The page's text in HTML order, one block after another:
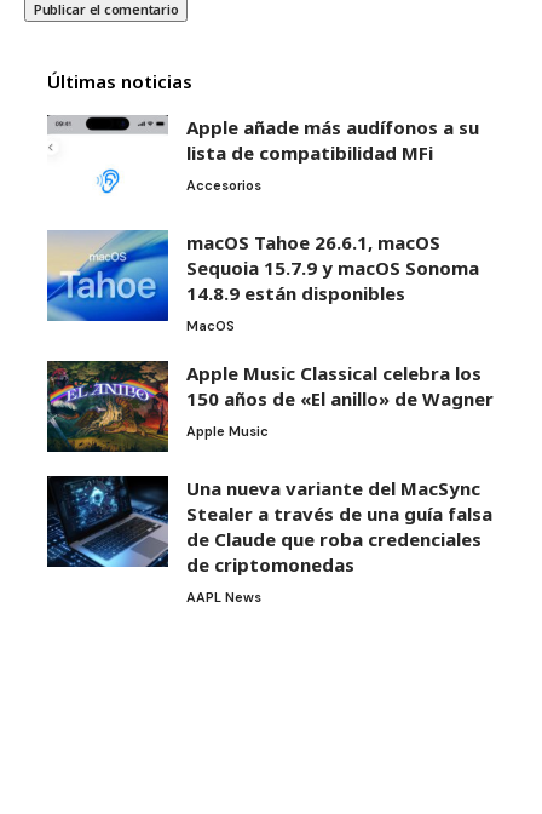
Últimas noticias
Apple añade más audífonos a su
lista de compatibilidad MFi
Accesorios
macOS Tahoe 26.6.1, macOS
Sequoia 15.7.9 y macOS Sonoma
14.8.9 están disponibles
MacOS
Apple Music Classical celebra los
150 años de «El anillo» de Wagner
Apple Music
Una nueva variante del MacSync
Stealer a través de una guía falsa
de Claude que roba credenciales
de criptomonedas
AAPL News